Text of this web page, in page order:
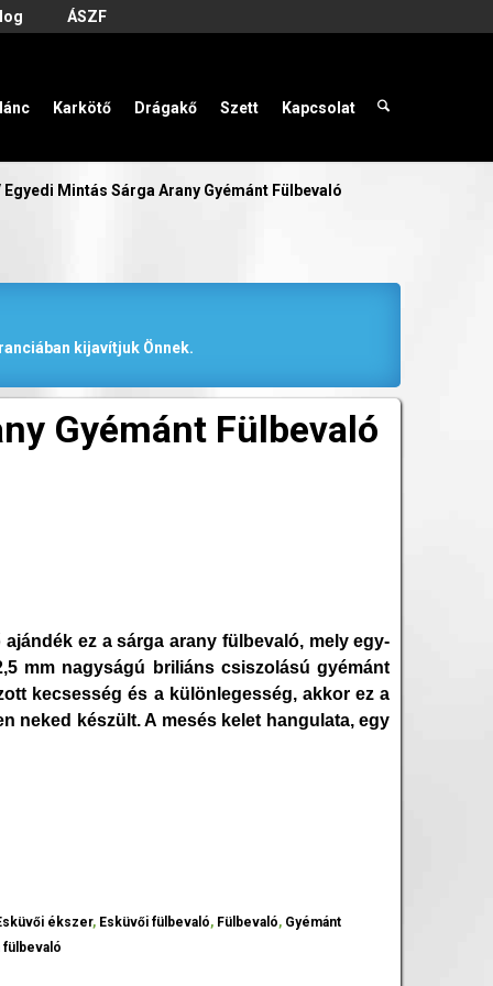
ÁSZF
Karkötő Drágakő Szett Kapcsolat
Egyedi Mintás Sárga Arany Gyémánt Fülbevaló
kijavítjuk Önnek.
Gyémánt Fülbevaló
ez a sárga arany fülbevaló, mely egy-
mm nagyságú briliáns csiszolású gyémánt
kecsesség és a különlegesség, akkor ez a
neked készült. A mesés kelet hangulata, egy
ékszer, Esküvői fülbevaló, Fülbevaló, Gyémánt
fülbevaló